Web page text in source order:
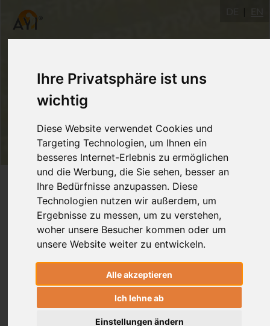
Ihre Privatsphäre ist uns
wichtig
Diese Website verwendet Cookies und
Targeting Technologien, um Ihnen ein
besseres Internet-Erlebnis zu ermöglichen
und die Werbung, die Sie sehen, besser an
Ihre Bedürfnisse anzupassen. Diese
Technologien nutzen wir außerdem, um
Ergebnisse zu messen, um zu verstehen,
woher unsere Besucher kommen oder um
unsere Website weiter zu entwickeln.
Alle akzeptieren
Ich lehne ab
Einstellungen ändern
Login